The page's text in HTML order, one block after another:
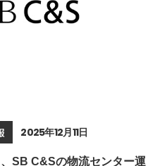
2025年12月11日
SB C&Sの物流センター運